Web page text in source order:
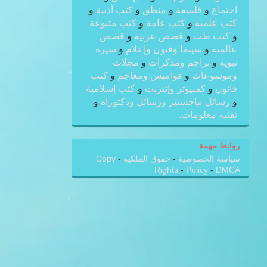
اجتماع و فلسفة و منطق و كتب أدبية و
كتب علمية و كتب عامة و كتب متنوعة
و كتب طب و قصص عربية و قصص
عالمية و سينما وفنون وإعلام و سيره
نبوية و تراجم ومذكرات و مجلات
وموسوعات و قواميس ومعاجم و كتب
قانون و كمبيوتر وإنترنت و كتب إسلامية
و رسائل ماجستير ورسائل ودكتوراه و
تقنيه معلومات.
روابط مهمة
سياسة الخصوصية - حقوق الملكيه -
Copy
Rights - Policy - DMCA